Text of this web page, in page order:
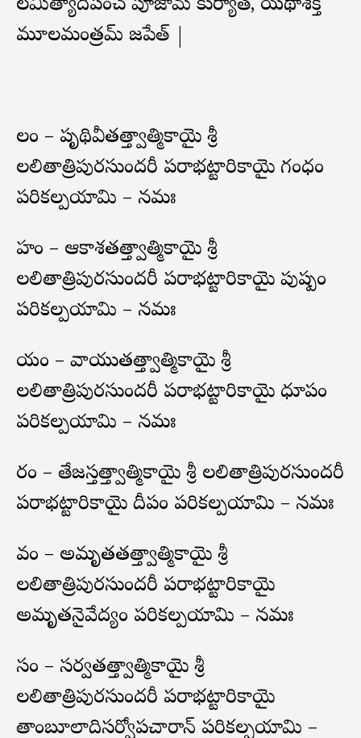
లమిత్యాదిపంచ పూజామ్ కుర్యాత్, యథాశక్తి
మూలమంత్రమ్ జపేత్ |
లం – పృథివీతత్త్వాత్మికాయై శ్రీ
లలితాత్రిపురసుందరీ పరాభట్టారికాయై గంధం
పరికల్పయామి – నమః
హం – ఆకాశతత్త్వాత్మికాయై శ్రీ
లలితాత్రిపురసుందరీ పరాభట్టారికాయై పుష్పం
పరికల్పయామి – నమః
యం – వాయుతత్త్వాత్మికాయై శ్రీ
లలితాత్రిపురసుందరీ పరాభట్టారికాయై ధూపం
పరికల్పయామి – నమః
రం – తేజస్తత్త్వాత్మికాయై శ్రీ లలితాత్రిపురసుందరీ
పరాభట్టారికాయై దీపం పరికల్పయామి – నమః
వం – అమృతతత్త్వాత్మికాయై శ్రీ
లలితాత్రిపురసుందరీ పరాభట్టారికాయై
అమృతనైవేద్యం పరికల్పయామి – నమః
సం – సర్వతత్త్వాత్మికాయై శ్రీ
లలితాత్రిపురసుందరీ పరాభట్టారికాయై
తాంబూలాదిసర్వోపచారాన్ పరికల్పయామి –